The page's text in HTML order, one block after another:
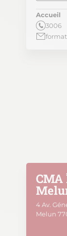
Accueil
3006
CMA
4 Av.
Melun